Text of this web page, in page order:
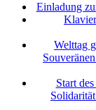
Einladung
Welttag
Start